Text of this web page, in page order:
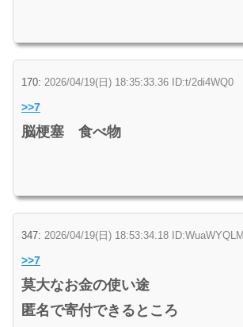
170: 2026/04/19(日) 18:35:33.36 ID:t/2di4WQ0
>>7
脳梗塞 食べ物
347: 2026/04/19(日) 18:53:34.18
>>7
莫大なお金の使い途
匿名で寄付できるところ